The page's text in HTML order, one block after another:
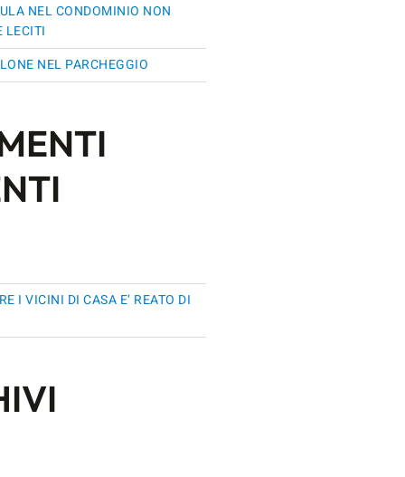
NEL CONDOMINIO NON
LECITI
NEL PARCHEGGIO
I VICINI DI CASA E’ REATO DI